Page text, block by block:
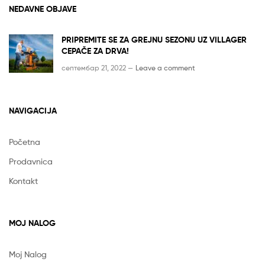
NEDAVNE OBJAVE
PRIPREMITE SE ZA GREJNU SEZONU UZ VILLAGER
CEPAČE ZA DRVA!
септембар 21, 2022 — Leave a comment
NAVIGACIJA
Početna
Prodavnica
Kontakt
MOJ NALOG
Moj Nalog